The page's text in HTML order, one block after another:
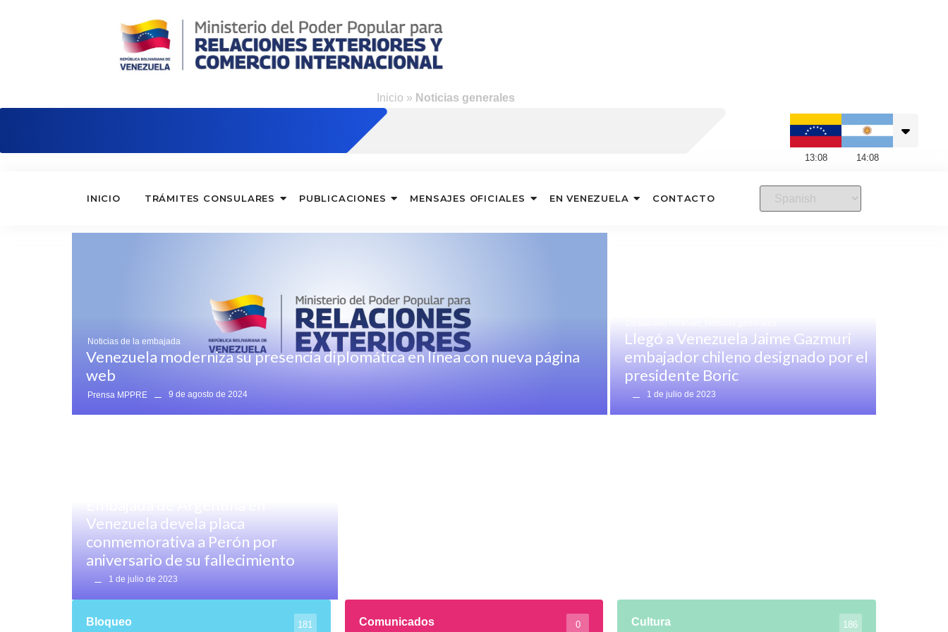
Inicio » Noticias generales
13:08 14:08
INICIO TRÁMITES CONSULARES PUBLICACIONES MENSAJES OFICIALES EN VENEZUELA CONTACTO
Noticias de la embajada
Venezuela moderniza su presencia diplomática en línea con nueva página
web
Prensa MPPRE 9 de agosto de 2024
Llegó a Venezuela Jaime Gazmuri
embajador chileno designado por el
presidente Boric
1 de julio de 2023
Venezuela devela placa
conmemorativa a Perón por
aniversario de su fallecimiento
1 de julio de 2023
Bloqueo 181 Comunicados 0 Cultura 186